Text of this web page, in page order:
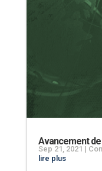
Avancement
Sep 21, 2021 |
lire plus